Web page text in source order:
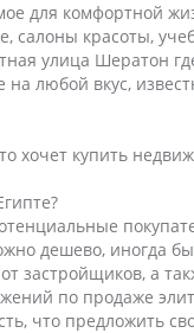
для комфортной
салоны красоты,
улица Шератон
на любой вкус,
хочет купить
дешево, иногда
застройщиков, а
по продаже
что предложить